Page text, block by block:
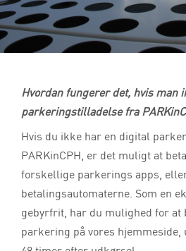
Hvordan fungerer det, hvis man
parkeringstilladelse fra
Hvis du ikke har en digital
PARKinCPH, er det muligt at
forskellige parkerings apps,
betalingsautomaterne. Som en
gebyrfrit, har du mulighed for at
parkering på vores